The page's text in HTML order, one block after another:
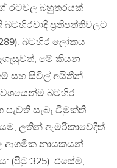
රටවල බහුතරයක්
බටහිරවාදී ප‍්‍රතිපත්තිවලට
බටහිර ලෝකය
මේ කියන
සහ සිවිල් අයිතීන්
වශයෙන්ම බටහිර
සැබෑ විමුක්ති
ලතින් ඇමරිකාවේදීත්
ආගමික නායකයන්
(පිටු:325). එසේම,